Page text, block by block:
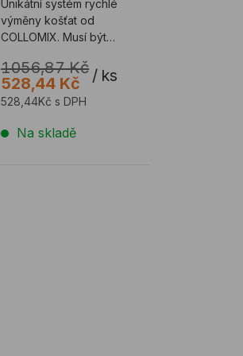
Unikátní systém rychlé
výměny košťat od
COLLOMIX. Musí být
našroubována do stroje?
A p ...
1056,87 Kč
528,44 Kč
/ ks
528,44Kč s DPH
Na skladě